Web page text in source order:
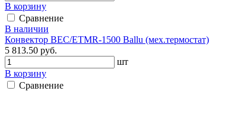
В корзину
Сравнение
В наличии
Конвектор BEC/ETMR-1500 Ballu (мех.термостат)
5 813.50 руб.
шт
В корзину
Сравнение